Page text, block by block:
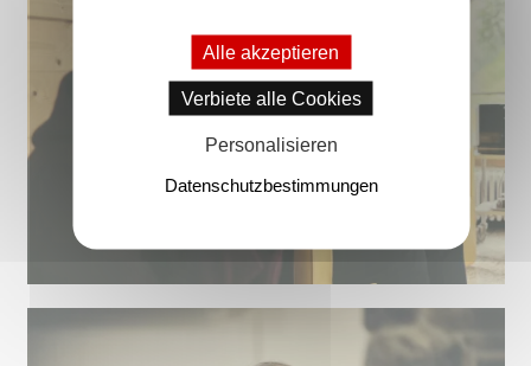
Alle akzeptieren
Verbiete alle Cookies
Personalisieren
Datenschutzbestimmungen